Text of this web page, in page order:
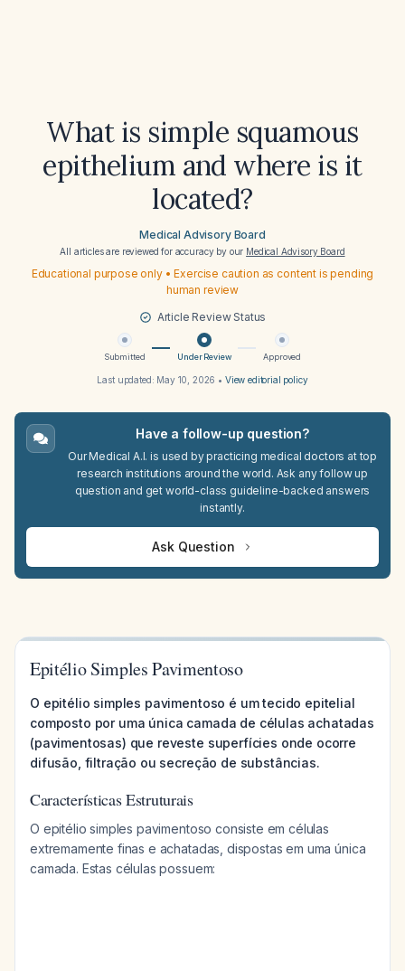
What is simple squamous
epithelium and where is it
located?
Medical Advisory Board
All articles are reviewed for accuracy by our Medical Advisory Board
Educational purpose only • Exercise caution as content is pending
human review
Article Review Status
Submitted Under Review Approved
Last updated: May 10, 2026 • View editorial policy
Have a follow-up question?
Our Medical A.I. is used by practicing medical doctors at top
research institutions around the world. Ask any follow up
question and get world-class guideline-backed answers
instantly.
Ask Question
Epitélio Simples Pavimentoso
O epitélio simples pavimentoso é um tecido epitelial
composto por uma única camada de células achatadas
(pavimentosas) que reveste superfícies onde ocorre
difusão, filtração ou secreção de substâncias.
Características Estruturais
O epitélio simples pavimentoso consiste em células
extremamente finas e achatadas, dispostas em uma única
camada. Estas células possuem: